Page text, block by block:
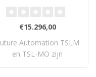
€15.296,00
Automation TSLM
en TSL-MO zijn